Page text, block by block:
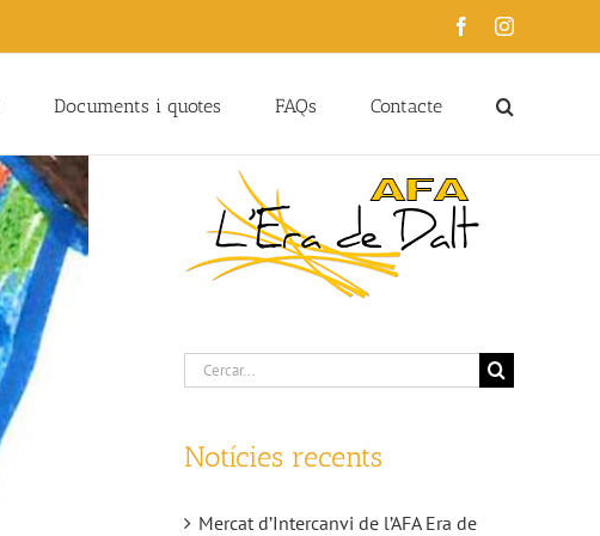
FacebookInstagram
Documents i quotes FAQs Contacte
Cerca
…
Notícies recents
Mercat d’Intercanvi de l’AFA Era de